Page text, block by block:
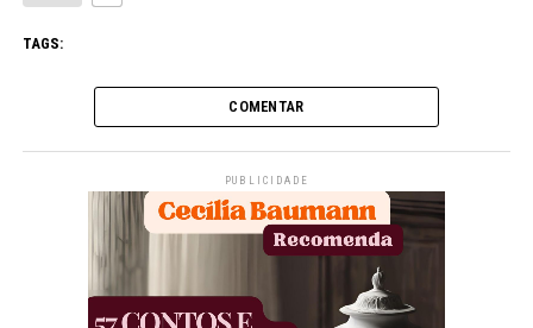
TAGS:
COMENTAR
PUBLICIDADE